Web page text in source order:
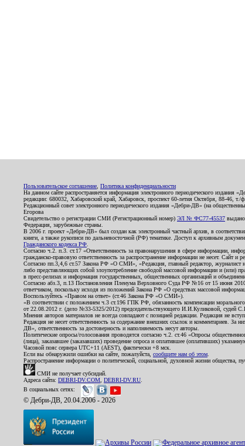
Пользовательское соглашение Политика конфиденциальности
На данном сайте распространяется информация электронного периодического
редакции: 680032, Хабаровский край, Хабаровск, проспект 60-летия Октября, 88-46, т./
Редакционный совет электронного периодического издания «Дебри-ДВ» (на
Егорова
Свидетельство о регистрации СМИ (Регистрационный номер) ЭЛ № ФС77-45537
Федерация, зарубежные страны.
В 2006 г. проект «Дебри-ДВ» был создан как электронный частный архив, в
книги, а также рукописи по дальневосточной (РФ) тематике. Доступ к архивным
Гражданского кодекса РФ
Согласно ч.2. п.3. ст.17 «Ответственность за правонарушения в сфере информации,
гражданско-правовую ответственность за распространение информации не несет. Сайт
Согласно пп.3,4,6 ст.57 Закона РФ «О СМИ», «Редакция, главный редактор, журналист
либо представляющих собой злоупотребление свободой массовой информации и (или)
в пресс-релизах и информация государственных, общественных организаций и
Согласно абз.3, п.13 Постановления Пленума Верховного Суда РФ №16 от 15 июня
ответчиком, поскольку исходя из положений Закона РФ «О средствах массовой
Воспользуйтесь «Правом на ответ» (ст.46 Закона РФ «О СМИ»).
«В соответствии с положением ч.3 ст.196 ГПК РФ, обязанность компенсации
от 22.08.2012 г. (дело №33-5325/2012) председательствующего И.И.Куликовой, судей
Мнения авторов материалов не всегда совпадают с позицией редакции. Редакция не
Редакция не несет ответственность за содержание внешних ссылок и комментариев.
ДВ», ответственность за достоверность и наполняемость несут авторы.
Политические опросы/голосования проводятся согласно ч.2. ст.46 «Опросы
(лица), заказавшее (заказавших) проведение опроса и оплатившее (оплативших)
Часовой пояс сервера UTC+11 (AEST), фактически +8 мск.
Если вы обнаружили ошибки на сайте, пожалуйста, сообщите нам об этом
Распространение информации о политической, социальной, духовной жизни
СМИ не получает субсидий.
Адреса сайта: DEBRI-DV.COM DEBRI-DV.RU
В социальных сетях:
© Дебри-ДВ, 20.04.2006 - 2026